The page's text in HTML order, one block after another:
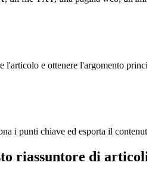
l'articolo e ottenere l'argomento
i punti chiave ed esporta il
riassuntore di